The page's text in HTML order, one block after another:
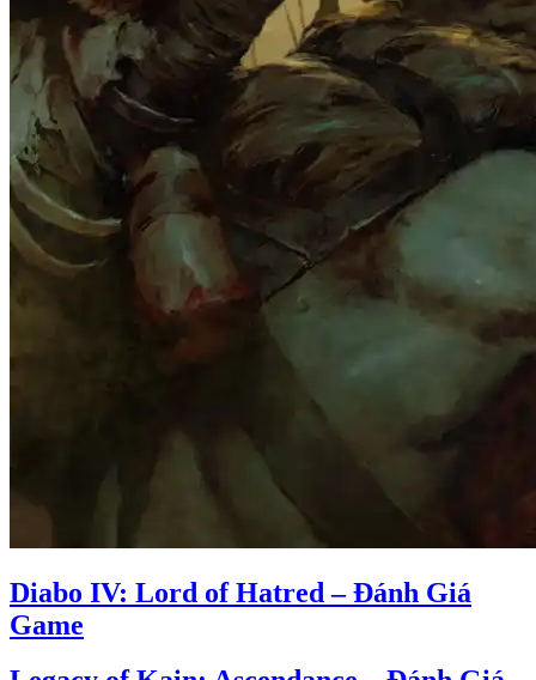
Diabo IV: Lord of Hatred – Đánh Giá
Game